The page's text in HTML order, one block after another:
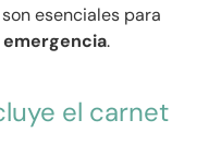
esenciales para
emergencia.
el carnet